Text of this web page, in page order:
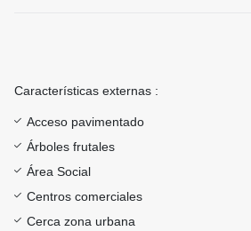
Características externas :
Acceso pavimentado
Árboles frutales
Área Social
Centros comerciales
Cerca zona urbana